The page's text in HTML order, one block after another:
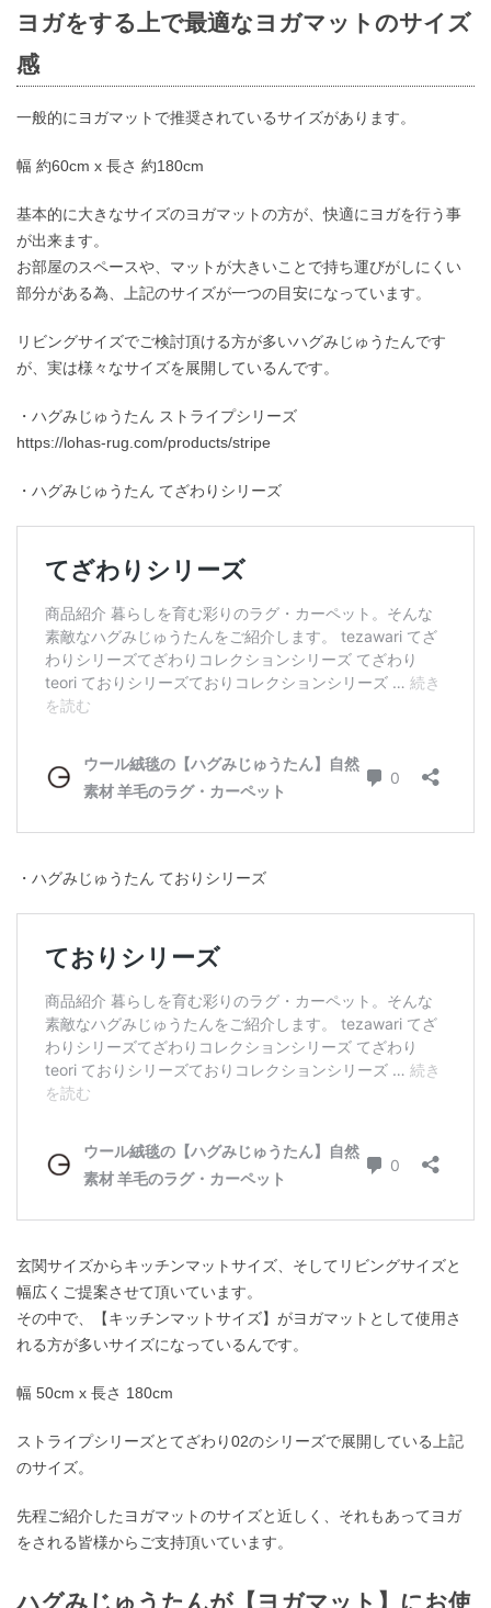
ヨガをする上で最適なヨガマットのサイズ
感
一般的にヨガマットで推奨されているサイズがあります。
幅 約60cm x 長さ 約180cm
基本的に大きなサイズのヨガマットの方が、快適にヨガを行う事
が出来ます。
お部屋のスペースや、マットが大きいことで持ち運びがしにくい
部分がある為、上記のサイズが一つの目安になっています。
リビングサイズでご検討頂ける方が多いハグみじゅうたんです
が、実は様々なサイズを展開しているんです。
・ハグみじゅうたん ストライプシリーズ
https://lohas-rug.com/products/stripe
・ハグみじゅうたん てざわりシリーズ
・ハグみじゅうたん ておりシリーズ
玄関サイズからキッチンマットサイズ、そしてリビングサイズと
幅広くご提案させて頂いています。
その中で、【キッチンマットサイズ】がヨガマットとして使用さ
れる方が多いサイズになっているんです。
幅 50cm x 長さ 180cm
ストライプシリーズとてざわり02のシリーズで展開している上記
のサイズ。
先程ご紹介したヨガマットのサイズと近しく、それもあってヨガ
をされる皆様からご支持頂いています。
ハグみじゅうたんが【ヨガマット】にお使